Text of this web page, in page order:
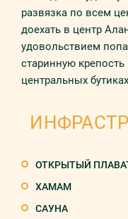
развязка по всем
доехать в центр
удовольствием
старинную
центральных
ОТКРЫТЫЙ
ХАМАМ
САУНА